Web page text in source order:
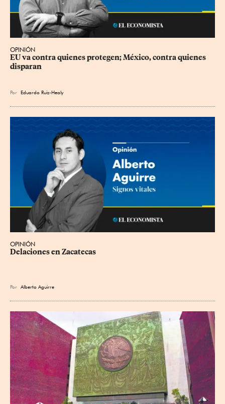
OPINIÓN
EU va contra quienes protegen; México, contra quienes
disparan
Por Eduardo Ruiz-Healy
OPINIÓN
Delaciones en Zacatecas
Por Alberto Aguirre